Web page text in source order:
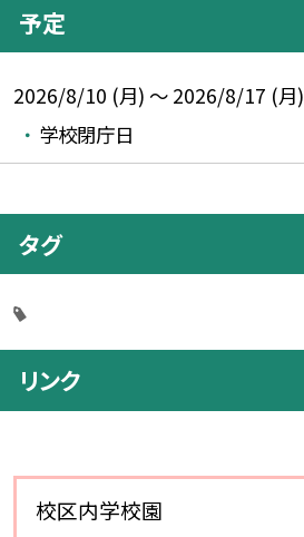
予定
2026/8/10 (月) ～ 2026/8/17 (月)
学校閉庁日
タグ
リンク
校区内学校園